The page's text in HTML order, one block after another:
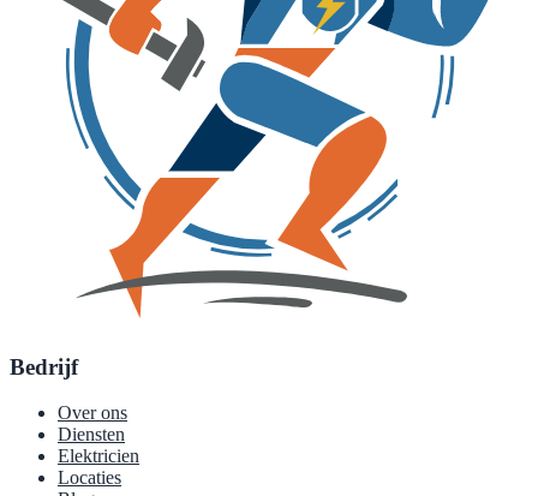
Bedrijf
Over ons
Diensten
Elektricien
Locaties